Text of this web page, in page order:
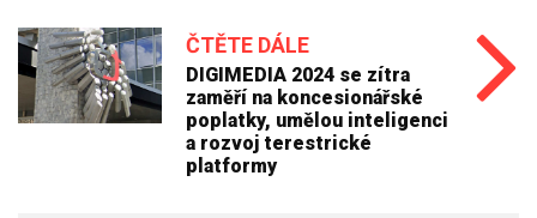
ČTĚTE DÁLE
DIGIMEDIA 2024 se zítra
zaměří na koncesionářské
poplatky, umělou inteligenci
a rozvoj terestrické
platformy